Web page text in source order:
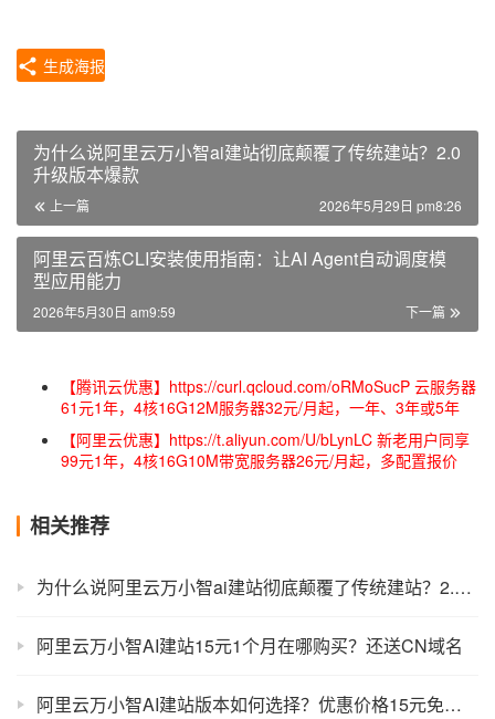
生成海报
为什么说阿里云万小智ai建站彻底颠覆了传统建站？2.0
升级版本爆款
上一篇 2026年5月29日 pm8:26
阿里云百炼CLI安装使用指南：让AI Agent自动调度模
型应用能力
下一篇
2026年5月30日 am9:59
【腾讯云优惠】https://curl.qcloud.com/oRMoSucP 云服务器
61元1年，4核16G12M服务器32元/月起，一年、3年或5年
【阿里云优惠】https://t.aliyun.com/U/bLynLC 新老用户同享
99元1年，4核16G10M带宽服务器26元/月起，多配置报价
相关推荐
为什么说阿里云万小智ai建站彻底颠覆了传统建站？2.0升级版本爆款
阿里云万小智AI建站15元1个月在哪购买？还送CN域名
阿里云万小智AI建站版本如何选择？优惠价格15元免费领取CN域名如何获取？